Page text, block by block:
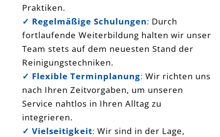
Praktiken.
✓ Regelmäßige Schulungen: Durch
fortlaufende Weiterbildung halten wir unser
Team stets auf dem neuesten Stand der
Reinigungstechniken.
✓ Flexible Terminplanung: Wir richten uns
nach Ihren Zeitvorgaben, um unseren
Service nahtlos in Ihren Alltag zu
integrieren.
✓ Vielseitigkeit: Wir sind in der Lage,